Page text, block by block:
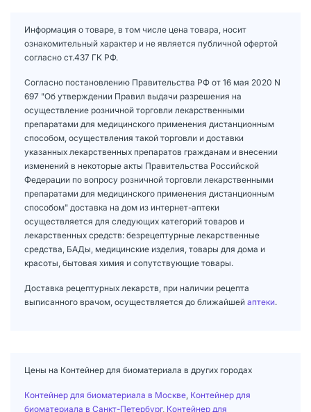
Информация о товаре, в том числе цена товара, носит
ознакомительный характер и не является публичной офертой
согласно ст.437 ГК РФ.
Согласно постановлению Правительства РФ от 16 мая 2020 N
697 "Об утверждении Правил выдачи разрешения на
осуществление розничной торговли лекарственными
препаратами для медицинского применения дистанционным
способом, осуществления такой торговли и доставки
указанных лекарственных препаратов гражданам и внесении
изменений в некоторые акты Правительства Российской
Федерации по вопросу розничной торговли лекарственными
препаратами для медицинского применения дистанционным
способом" доставка на дом из интернет-аптеки
осуществляется для следующих категорий товаров и
лекарственных средств: безрецептурные лекарственные
средства, БАДы, медицинские изделия, товары для дома и
красоты, бытовая химия и сопутствующие товары.
Доставка рецептурных лекарств, при наличии рецепта
выписанного врачом, осуществляется до ближайшей аптеки.
Цены на Контейнер для биоматериала в других городах
Контейнер для биоматериала в Москве Контейнер для
биоматериала в Санкт-Петербург, Контейнер для